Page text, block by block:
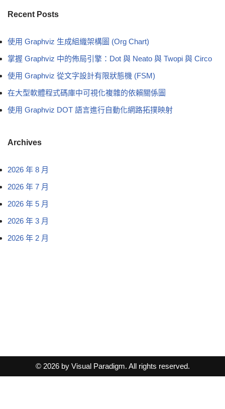
Recent Posts
使用 Graphviz 生成組織架構圖 (Org Chart)
掌握 Graphviz 中的佈局引擎：Dot 與 Neato 與 Twopi 與 Circo
使用 Graphviz 從文字設計有限狀態機 (FSM)
在大型軟體程式碼庫中可視化複雜的依賴關係圖
使用 Graphviz DOT 語言進行自動化網路拓撲映射
Archives
2026 年 8 月
2026 年 7 月
2026 年 5 月
2026 年 3 月
2026 年 2 月
© 2026 by Visual Paradigm. All rights reserved.